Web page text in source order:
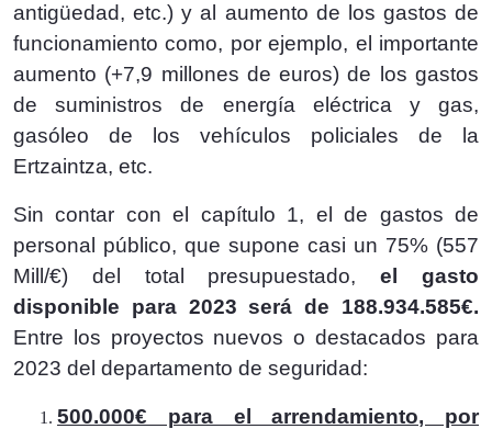
antigüedad, etc.) y al aumento de los gastos de
funcionamiento como, por ejemplo, el importante
aumento (+7,9 millones de euros) de los gastos
de suministros de energía eléctrica y gas,
gasóleo de los vehículos policiales de la
Ertzaintza, etc.
Sin contar con el capítulo 1, el de gastos de
personal público, que supone casi un 75% (557
Mill/€) del total presupuestado,el gasto
disponible para 2023 será de 188.934.585€.
Entre los proyectos nuevos o destacados para
2023 del departamento de seguridad:
500.000€ para el arrendamiento, por